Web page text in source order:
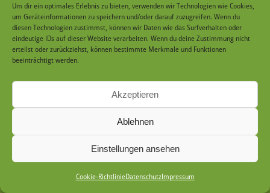
Um dir ein optimales Erlebnis zu bieten, verwenden wir Technologien wie Cookies,
um Geräteinformationen zu speichern und/oder darauf zuzugreifen. Wenn du
diesen Technologien zustimmst, können wir Daten wie das Surfverhalten oder
eindeutige IDs auf dieser Website verarbeiten. Wenn du deine Zustimmung nicht
erteilst oder zurückziehst, können bestimmte Merkmale und Funktionen
beeinträchtigt werden.
Akzeptieren
Ablehnen
Einstellungen ansehen
Cookie-RichtlinieDatenschutzImpressum